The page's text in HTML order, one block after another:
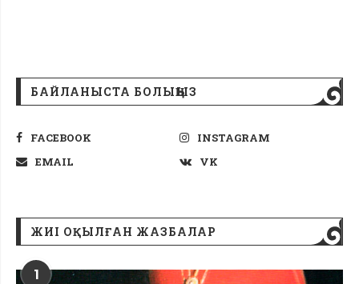
БАЙЛАНЫСТА БОЛЫҢЫЗ
FACEBOOK
INSTAGRAM
EMAIL
VK
ЖИІ ОҚЫЛҒАН ЖАЗБАЛАР
1